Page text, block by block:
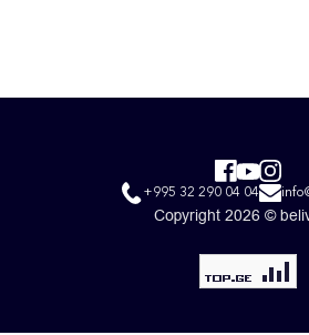
+995 32 290 04 04
Copyright 2026 ©